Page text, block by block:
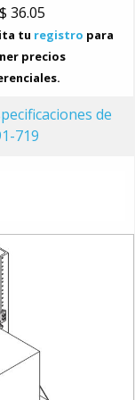
36.05
tu registro para
precios
de
719